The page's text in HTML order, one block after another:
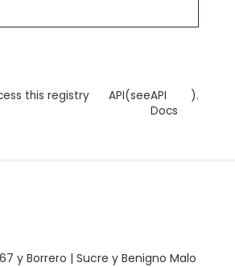
this registry
API(seeAPI
Docs
).
y Borrero | Sucre y Benigno Malo